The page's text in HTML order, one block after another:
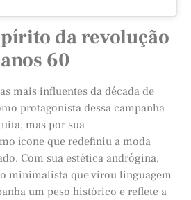
da revolução
60
mais influentes da década de
protagonista dessa campanha
mas por sua
ícone que redefiniu a moda
Com sua estética andrógina,
minimalista que virou linguagem
um peso histórico e reflete a